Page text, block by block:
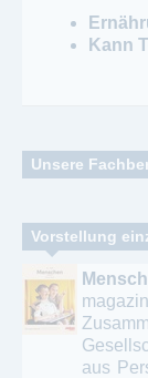
Kann
Unsere
Vorstellung
aus